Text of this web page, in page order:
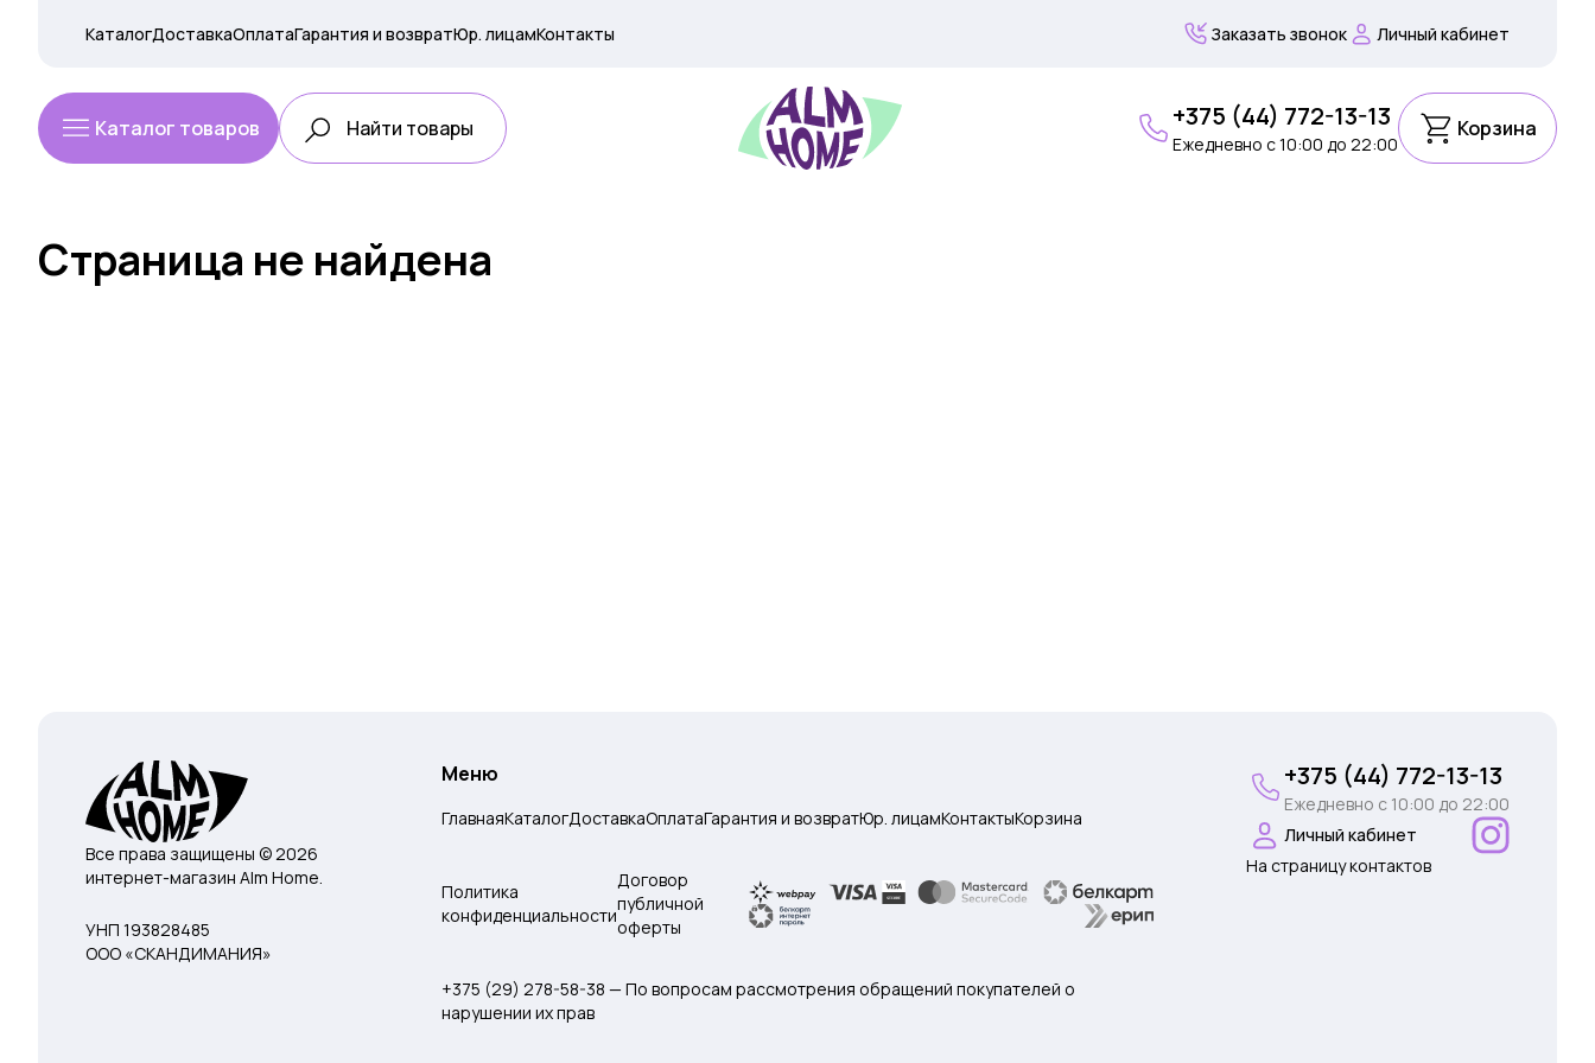
КаталогДоставкаОплатаГарантия и возвратЮр. лицамКонтакты Заказать звонок Личный кабинет
Каталог товаров +375 (44) 772-13-13
Ежедневно c 10:00 до 22:00
Корзина
Страница не найдена
Все права защищены © 2026
интернет-магазин Alm Home.
УНП 193828485
ООО «СКАНДИМАНИЯ»
Меню
ГлавнаяКаталогДоставкаОплатаГарантия и возвратЮр. лицамКонтактыКорзина
Политика
конфиденциальности
Договор
публичной
оферты
+375 (29) 278-58-38 — По вопросам рассмотрения обращений покупателей о
нарушении их прав
+375 (44) 772-13-13
Ежедневно c 10:00 до 22:00
Личный кабинет
На страницу контактов